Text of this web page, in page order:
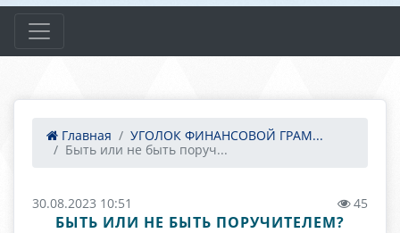
Главная
УГОЛОК ФИНАНСОВОЙ ГРАМ...
Быть или не быть поруч...
30.08.2023 10:51 45
БЫТЬ ИЛИ НЕ БЫТЬ ПОРУЧИТЕЛЕМ?